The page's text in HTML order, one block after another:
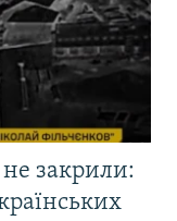
закрили: